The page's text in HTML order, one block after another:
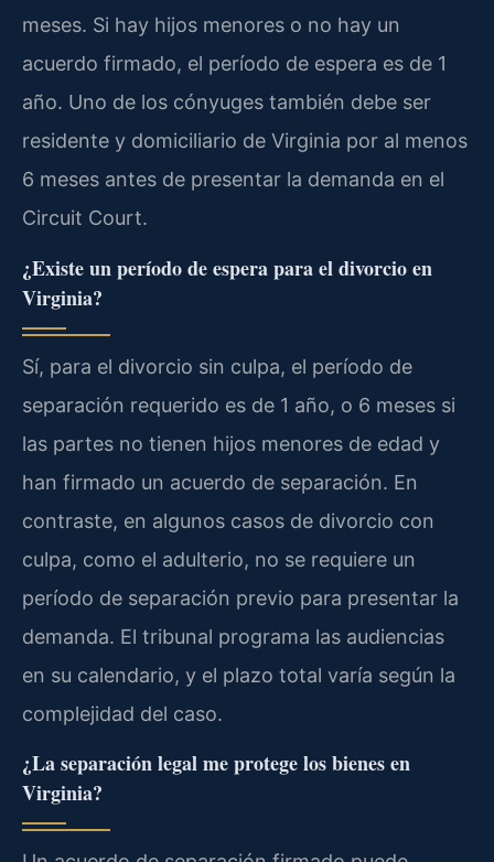
meses. Si hay hijos menores o no hay un
acuerdo firmado, el período de espera es de 1
año. Uno de los cónyuges también debe ser
residente y domiciliario de Virginia por al menos
6 meses antes de presentar la demanda en el
Circuit Court.
¿Existe un período de espera para el divorcio en
Virginia?
Sí, para el divorcio sin culpa, el período de
separación requerido es de 1 año, o 6 meses si
las partes no tienen hijos menores de edad y
han firmado un acuerdo de separación. En
contraste, en algunos casos de divorcio con
culpa, como el adulterio, no se requiere un
período de separación previo para presentar la
demanda. El tribunal programa las audiencias
en su calendario, y el plazo total varía según la
complejidad del caso.
¿La separación legal me protege los bienes en
Virginia?